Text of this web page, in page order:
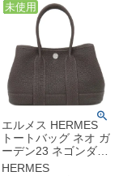
エルメス HERMES
トートバッグ ネオ ガ
ーデン23 ネゴンダ
ベブラン シルバー金
HERMES
中古
未使用